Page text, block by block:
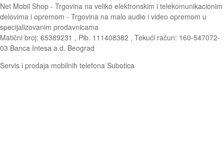
Net Mobil Shop - Trgovina na veliko elektronskim i telekomunikacionim
delovima i opremom - Trgovina na malo audio i video opremom u
specijalizovanim prodavnicama
Matični broj: 65389231 , Pib. 111408382 , Tekući račun: 160-547072-
03 Banca Intesa a.d. Beograd
Servis i prodaja mobilnih telefona Subotica